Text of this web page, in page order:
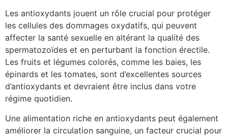
Les antioxydants jouent un rôle crucial pour protéger
les cellules des dommages oxydatifs, qui peuvent
affecter la santé sexuelle en altérant la qualité des
spermatozoïdes et en perturbant la fonction érectile.
Les fruits et légumes colorés, comme les baies, les
épinards et les tomates, sont d’excellentes sources
d’antioxydants et devraient être inclus dans votre
régime quotidien.
Une alimentation riche en antioxydants peut également
améliorer la circulation sanguine, un facteur crucial pour